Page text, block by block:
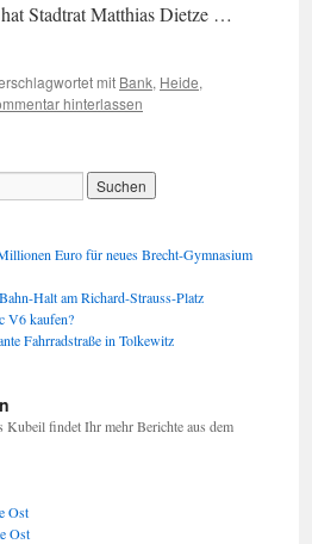
Stadtrat Matthias Dietze …
mit Bank, Heide,
hinterlassen
Euro für neues Brecht-Gymnasium
Halt am Richard-Strauss-Platz
V6 kaufen?
Fahrradstraße in Tolkewitz
Kubeil findet Ihr mehr Berichte aus dem
Ost
Ost